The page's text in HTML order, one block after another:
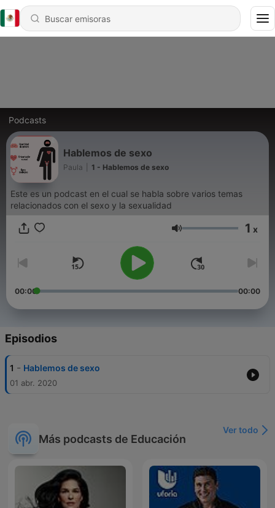
Podcasts
Hablemos de sexo
Paula 1 - Hablemos de sexo
Este es un podcast en el cual se habla sobre varios temas
relacionados con el sexo y la sexualidad
Volumen 1 x
00:00 00:00
Episodios
1 - Hablemos de sexo
01 abr. 2020
Más podcasts de Educación
Ver todo